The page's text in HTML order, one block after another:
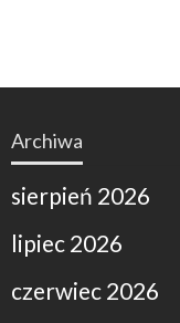
Archiwa
sierpień 2026
lipiec 2026
czerwiec 2026